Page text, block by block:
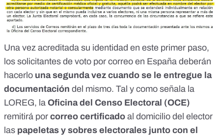
Una vez acreditada su identidad en este primer paso,
los solicitantes de voto por correo en España deberán
hacerlo una segunda vez cuando se le entregue la
documentación del mismo. Tal y como señala la
LOREG, la Oficina del Censo Electoral (OCE)
remitirá por correo certificado al domicilio del elector
las papeletas y sobres electorales junto con el